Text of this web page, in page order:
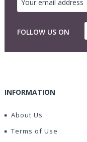
FOLLOW US ON
INFORMATION
About Us
Terms of Use